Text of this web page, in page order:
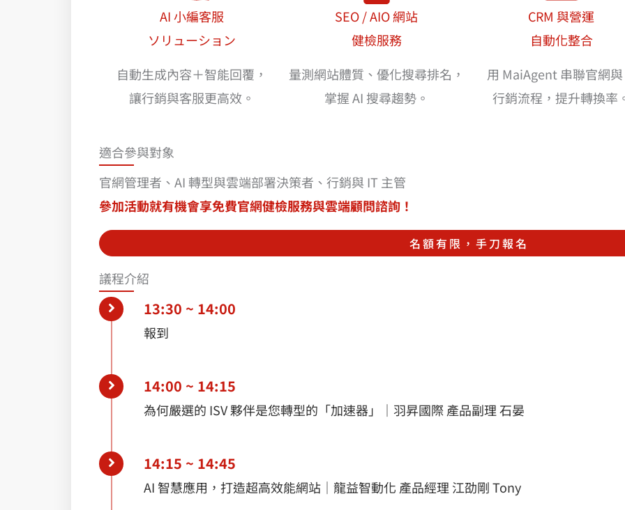
AI 小編客服
ソリューション
自動生成內容＋智能回覆，
讓行銷與客服更高效。
SEO / AIO 網站
健檢服務
量測網站體質、優化搜尋排名，
掌握 AI 搜尋趨勢。
CRM 與營運
自動化整合
用 MaiAgent 串聯官網
行銷流程，提升轉換率
適合參與對象
官網管理者、AI 轉型與雲端部署決策者、行銷與 IT 主管
參加活動就有機會享免費官網健檢服務與雲端顧問諮詢！
名額有限，手刀報名
議程介紹
13:30 ~ 14:00
報到
14:00 ~ 14:15
為何嚴選的 ISV 夥伴是您轉型的「加速器」｜羽昇國際 產品副理 石晏
14:15 ~ 14:45
AI 智慧應用，打造超高效能網站｜龍益智動化 產品經理 江劭剛 Tony